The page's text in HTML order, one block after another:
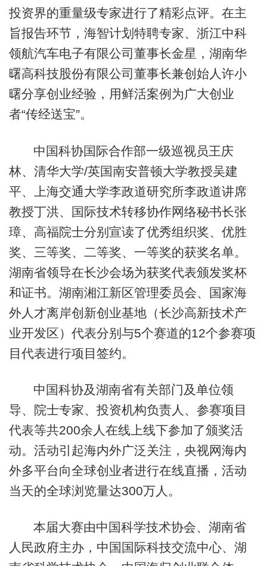
投资界的重量级专家进行了精彩点评。在主
旨报告环节，海智计划特聘专家、浙江中科
领航汽车电子有限公司董事长金星，湖南华
曙高科技股份有限公司董事长兼创始人许小
曙分享创业经验，用鲜活案例为广大创业
者“传经送宝”。
中国科协国际合作部一级巡视员王庆
林、清华大学/英国南安普顿大学教授吴建
平、上海交通大学李政道研究所李政道讲席
教授丁洪、国际技术转移协作网络秘书长张
璋、高福院士分别宣读了优秀组织奖、优胜
奖、三等奖、二等奖、一等奖的获奖名单。
湖南省领导在长沙会场为获奖代表颁发奖杯
和证书。湖南湘江新区管理委员会、国家海
外人才离岸创新创业基地（长沙高新技术产
业开发区）代表分别与5个赛道的12个参赛项
目代表进行项目签约。
中国科协及湖南省有关部门及单位领
导、院士专家、投资机构负责人、参赛项目
代表等共200余人在线上线下参加了颁奖活
动。活动引起海内外广泛关注，央视网海内
外多平台向全球创业者进行在线直播，活动
当天的全球浏览量达300万人。
本届大赛由中国科学技术协会、湖南省
人民政府主办，中国国际科技交流中心、湖